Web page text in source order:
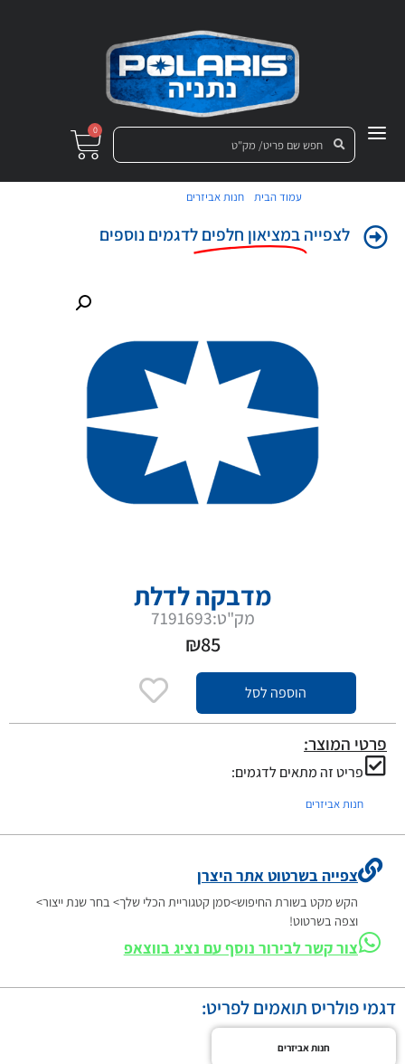
0
עמוד הבית חנות אביזרים
לצפייהבמציאון חלפים לדגמים נוספים
מדבקה לדלת
מק"ט:7191693
₪85
הוספה לסל
פרטי המוצר:
פריט זה מתאים לדגמים:
חנות אביזרים
צפייה בשרטוט אתר היצרן
הקש מקט בשורת החיפוש>סמן קטגוריית הכלי שלך> בחר שנת ייצור>
וצפה בשרטוט!
צור קשר לבירור נוסף עם נציג בווצאפ
דגמי פולריס תואמים לפריט:
חנות אביזרים